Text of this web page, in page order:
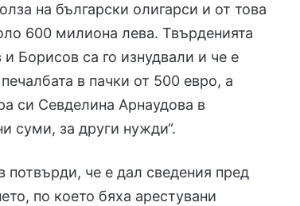
на български олигарси и от това
600 милиона лева. Твърденията
Борисов са го изнудвали и че е
в пачки от 500 евро, а
си Севделина Арнаудова в
суми, за други нужди“.
че е дал сведения пред
по което бяха арестувани